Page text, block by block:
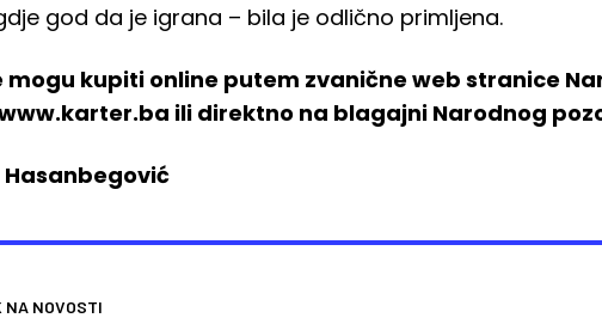
god da je igrana – bila je odlično primljena.
mogu kupiti online putem zvanične web stranice
ili direktno na blagajni Narodnog
Hasanbegović
NA NOVOSTI